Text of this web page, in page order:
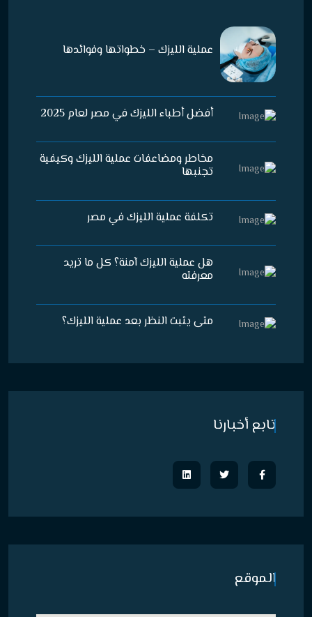
عملية الليزك – خطواتها وفوائدها
أفضل أطباء الليزك في مصر لعام 2025
مخاطر ومضاعفات عملية الليزك وكيفية
تجنبها
تكلفة عملية الليزك في مصر
هل عملية الليزك آمنة؟ كل ما تريد
معرفته
متى يثبت النظر بعد عملية الليزك؟
تابع أخبارنا
الموقع